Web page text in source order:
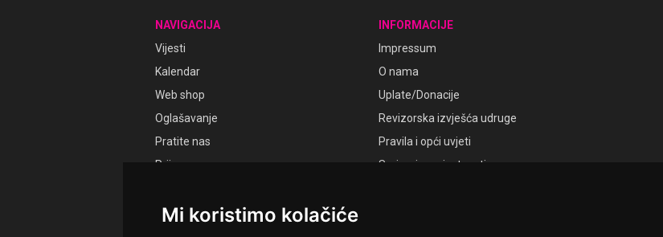
Mi koristimo kolačiće
NAVIGACIJA
Vijesti
Kalendar
Web shop
Oglašavanje
Pratite nas
Prijava
INFORMACIJE
Impressum
O nama
Uplate/Donacije
Revizorska izvješća udruge
Pravila i opći uvjeti
Smjernice privatnosti